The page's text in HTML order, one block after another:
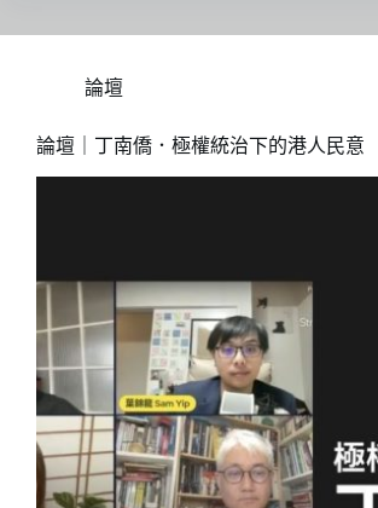
論壇
論壇｜丁南僑．極權統治下的港人民意